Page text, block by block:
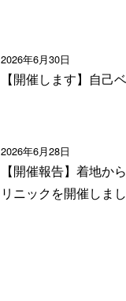
2026年6月30日
【開催します】自己
2026年6月28日
【開催報告】着地か
リニックを開催しま